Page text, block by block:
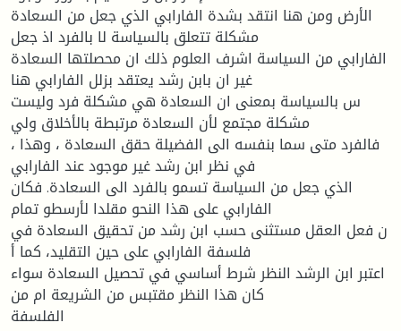
الأرض ومن هنا انتقد بشدة الفارابي الذي جعل من السعادة
مشكلة تتعلق بالسياسة لا بالفرد اذ جعل
الفارابي من السياسة اشرف العلوم ذلك ان محصلتها السعادة
غير ان بابن رشد يعتقد بزلل الفارابي هنا
س بالسياسة بمعنى ان السعادة هي مشكلة فرد وليست
مشكلة مجتمع لأن السعادة مرتبطة بالأخلاق ولي
، فالفرد متى سما بنفسه الى الفضيلة حقق السعادة ، وهذا
في نظر ابن رشد غير موجود عند الفارابي
الذي جعل من السياسة تسمو بالفرد الى السعادة. فكان
الفارابي على هذا النحو مقلدا لأرسطو تمام
ن فعل العقل مستثنى حسب ابن رشد من تحقيق السعادة في
فلسفة الفارابي على حين التقليد، كما أ
اعتبر ابن الرشد النظر شرط أساسي في تحصيل السعادة سواء
كان هذا النظر مقتبس من الشريعة ام من
الفلسفة